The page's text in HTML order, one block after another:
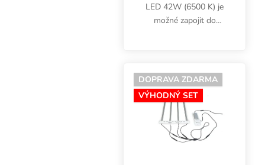
LED 42W (6500 K) je
možné zapojit do
světelnému spektru je
vhodné pro období
růstu nebo...
DOPRAVA ZDARMA
VÝHODNÝ SET